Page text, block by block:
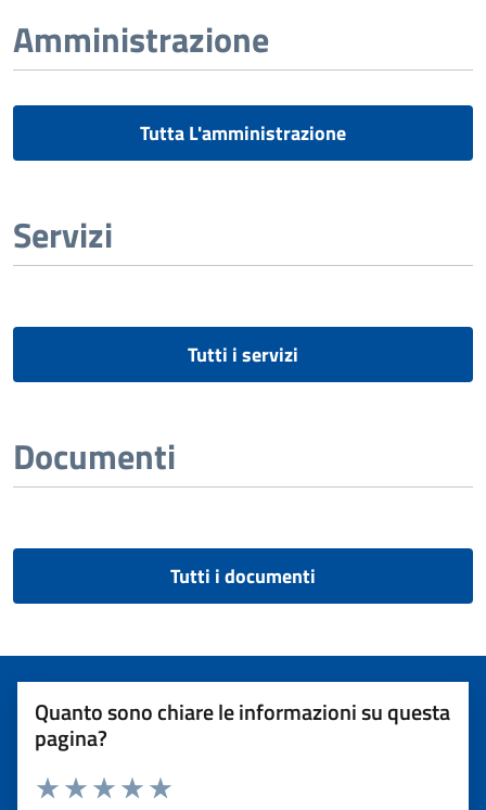
Amministrazione
Tutta L'amministrazione
Servizi
Tutti i servizi
Documenti
Tutti i documenti
Quanto sono chiare le informazioni su questa
pagina?
Rating: